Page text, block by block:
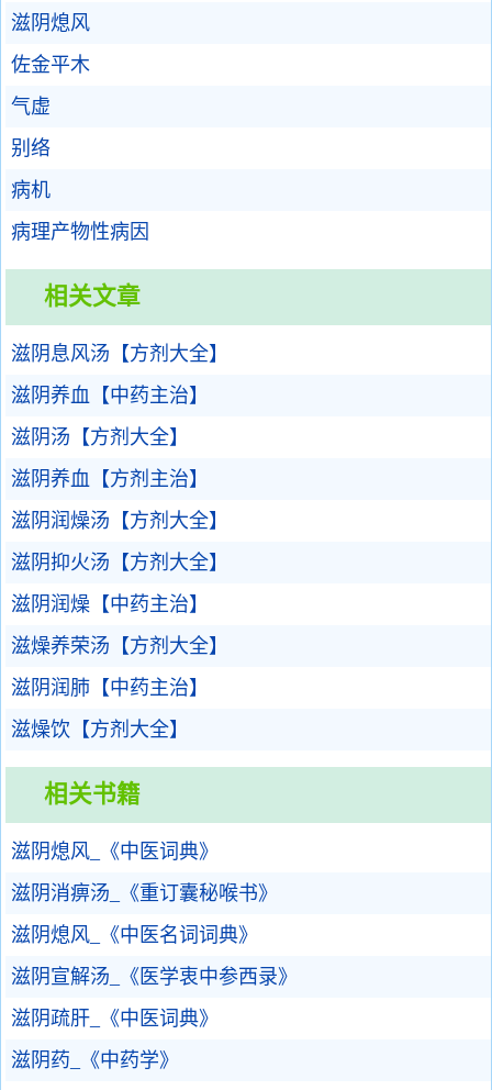
滋阴熄风
佐金平木
气虚
别络
病机
病理产物性病因
相关文章
滋阴息风汤【方剂大全】
滋阴养血【中药主治】
滋阴汤【方剂大全】
滋阴养血【方剂主治】
滋阴润燥汤【方剂大全】
滋阴抑火汤【方剂大全】
滋阴润燥【中药主治】
滋燥养荣汤【方剂大全】
滋阴润肺【中药主治】
滋燥饮【方剂大全】
相关书籍
滋阴熄风_《中医词典》
滋阴消痹汤_《重订囊秘喉书》
滋阴熄风_《中医名词词典》
滋阴宣解汤_《医学衷中参西录》
滋阴疏肝_《中医词典》
滋阴药_《中药学》